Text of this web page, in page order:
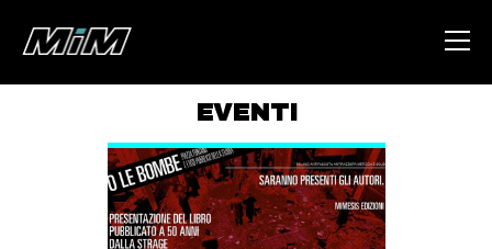
ABOUT
AREA
EVENTI